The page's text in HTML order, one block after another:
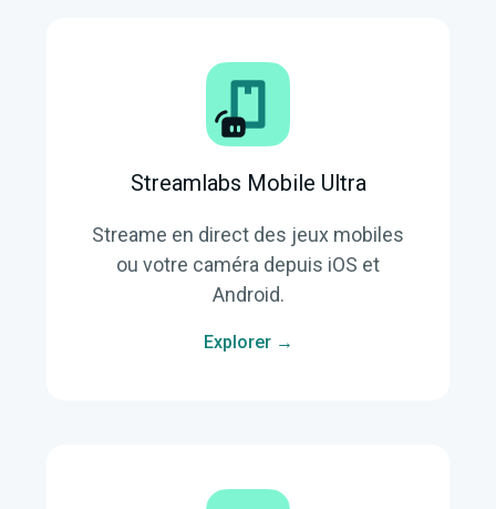
Streamlabs Mobile Ultra
Streame en direct des jeux mobiles
ou votre caméra depuis iOS et
Android.
Explorer →